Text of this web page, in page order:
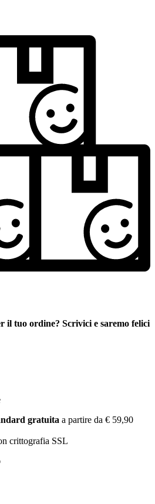
il tuo ordine? Scrivici e saremo felici
gratuita a partire da € 59,90
crittografia SSL